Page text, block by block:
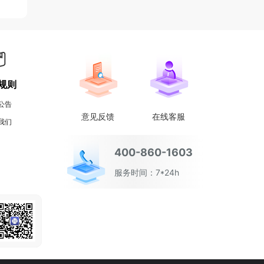
则
告
们
意见反馈 在线客服
400-860-1603
服务时间：7*24h